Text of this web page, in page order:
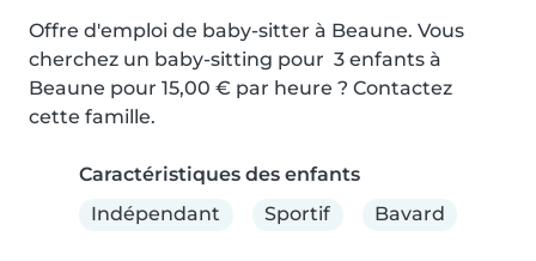
Offre d'emploi de baby-sitter à Beaune. Vous
cherchez un baby-sitting pour  3 enfants à
Beaune pour 15,00 € par heure ? Contactez
cette famille.
Caractéristiques des enfants
Indépendant
Sportif Bavard